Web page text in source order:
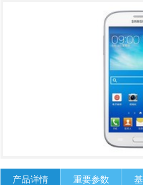
产品详情 重要参数